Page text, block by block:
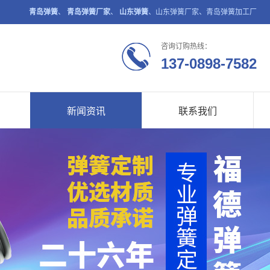
青岛弹簧、 青岛弹簧厂家、 山东弹簧、山东弹簧厂家、青岛弹簧加工厂
咨询订购热线：
137-0898-7582
新闻资讯 联系我们